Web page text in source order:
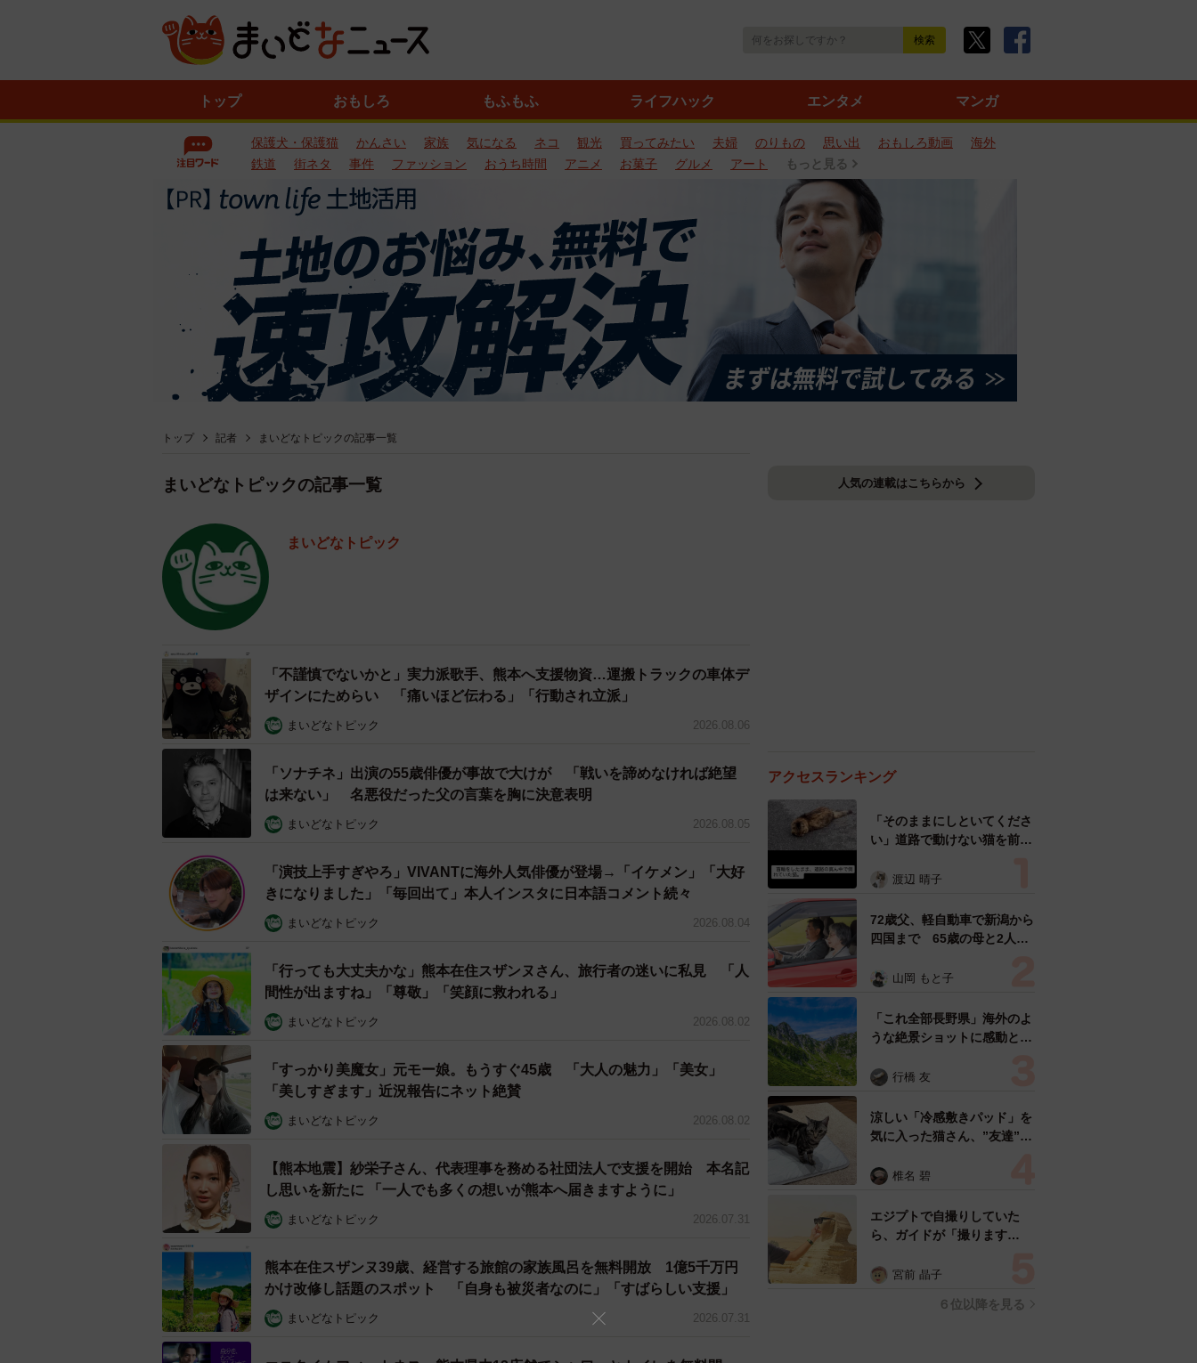
トップ おもしろ もふもふ ライフハック エンタメ マンガ
保護犬・保護猫 かんさい 家族 気になる ネコ 観光 買ってみたい 夫婦 のりもの 思い出 おもしろ動画
海外
鉄道
街ネタ 事件 ファッション おうち時間 アニメ お菓子 グルメ アート もっと見る
トップ 記者 まいどなトピックの記事一覧
まいどなトピックの記事一覧
まいどなトピック
「不謹慎でないかと」実力派歌手、熊本へ支援物資…運搬トラックの車体デ
ザインにためらい 「痛いほど伝わる」「行動され立派」
まいどなトピック 2026.08.06
「ソナチネ」出演の55歳俳優が事故で大けが 「戦いを諦めなければ絶望
は来ない」 名悪役だった父の言葉を胸に決意表明
まいどなトピック 2026.08.05
「演技上手すぎやろ」VIVANTに海外人気俳優が登場→「イケメン」「大好
きになりました」「毎回出て」本人インスタに日本語コメント続々
まいどなトピック 2026.08.04
「行っても大丈夫かな」熊本在住スザンヌさん、旅行者の迷いに私見 「人
間性が出ますね」「尊敬」「笑顔に救われる」
まいどなトピック 2026.08.02
「すっかり美魔女」元モー娘。もうすぐ45歳 「大人の魅力」「美女」
「美しすぎます」近況報告にネット絶賛
まいどなトピック 2026.08.02
【熊本地震】紗栄子さん、代表理事を務める社団法人で支援を開始 本名記
し思いを新たに 「一人でも多くの想いが熊本へ届きますように」
まいどなトピック 2026.07.31
熊本在住スザンヌ39歳、経営する旅館の家族風呂を無料開放 1億5千万円
かけ改修し話題のスポット 「自身も被災者なのに」「すばらしい支援」
まいどなトピック 2026.07.31
人気の連載はこちらから
アクセスランキング
「そのままにしといてくださ
い」道路で動けない猫を前に
ようとした4日間 「命の重
表の訴え
渡辺 晴子
72歳父、軽自動車で新潟から
四国まで 65歳の母と2人で
憩まで分刻み… 「大学生で
山岡 もと子
「これ全部長野県」海外のよ
うな絶景ショットに感動と反
ったんだって気づいた」
行橋 友
涼しい「冷感敷きパッド」を
気に入った猫さん、”友達”を
毛づくろいでおもてなし
椎名 碧
エジプトで自撮りしていた
ら、ガイドが「撮ります
取っていたら……スマホを返
カモ代表かも」「私は6時間
宮前 晶子
６位以降を見る